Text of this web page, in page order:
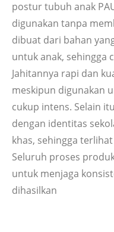
postur tubuh anak
digunakan tanpa
dibuat dari bahan
untuk anak, sehingga
Jahitannya rapi dan
meskipun digunakan
cukup intens. Selain
dengan identitas
khas, sehingga
Seluruh proses
untuk menjaga
dihasilkan